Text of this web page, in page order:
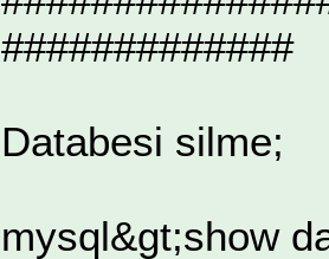
#############
Databesi silme;
mysql&gt;show